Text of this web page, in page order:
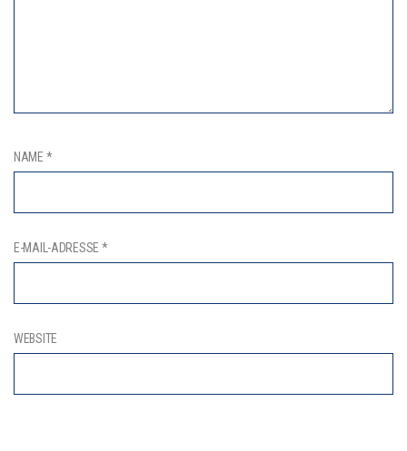
NAME *
E-MAIL-ADRESSE *
WEBSITE